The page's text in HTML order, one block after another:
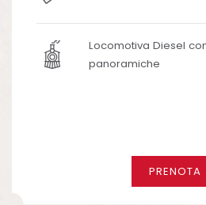
Locomotiva Diesel
panoramiche
PRENOTA